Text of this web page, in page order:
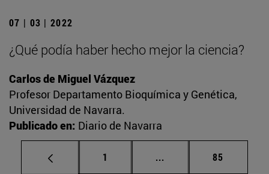
07 | 03 | 2022
¿Qué podía haber hecho mejor la ciencia?
Carlos de Miguel Vázquez
Profesor Departamento Bioquímica y Genética,
Universidad de Navarra.
Publicado en: Diario de Navarra
Página
1 ... Páginas intermedias
Página
85